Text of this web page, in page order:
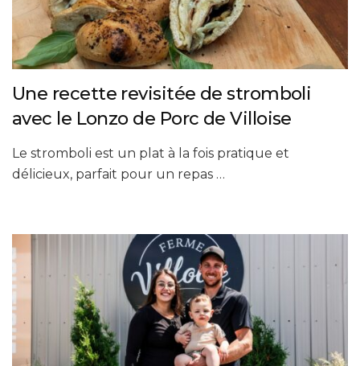
Une recette revisitée de stromboli
avec le Lonzo de Porc de Villoise
Le stromboli est un plat à la fois pratique et
délicieux, parfait pour un repas …